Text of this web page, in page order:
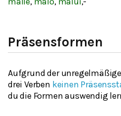
Präsensformen
Aufgrund der
drei Verben keinen
du die Formen auswendig